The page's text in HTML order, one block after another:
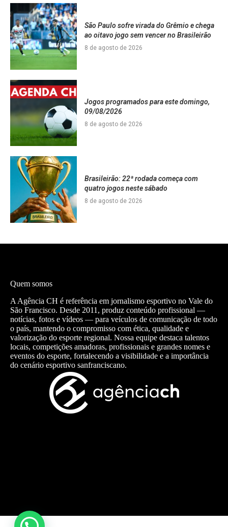
São Paulo sofre virada do Grêmio e chega
ao oitavo jogo sem vencer no Brasileirão
8 de agosto de 2026
Jogos programados para este domingo,
09/08/2026
8 de agosto de 2026
Brasileirão: 22ª rodada começa com
quatro jogos neste sábado
8 de agosto de 2026
Quem somos
A Agência CH é referência em jornalismo esportivo no Vale do
São Francisco. Desde 2011, produz conteúdo profissional —
notícias, fotos e vídeos — para veículos de comunicação de todo
o país, mantendo o compromisso com ética, qualidade e
valorização do esporte regional. Nossa equipe destaca talentos
locais, competições amadoras, profissionais e grandes nomes e
eventos do esporte, fortalecendo a visibilidade e a importância
do cenário esportivo sanfranciscano.